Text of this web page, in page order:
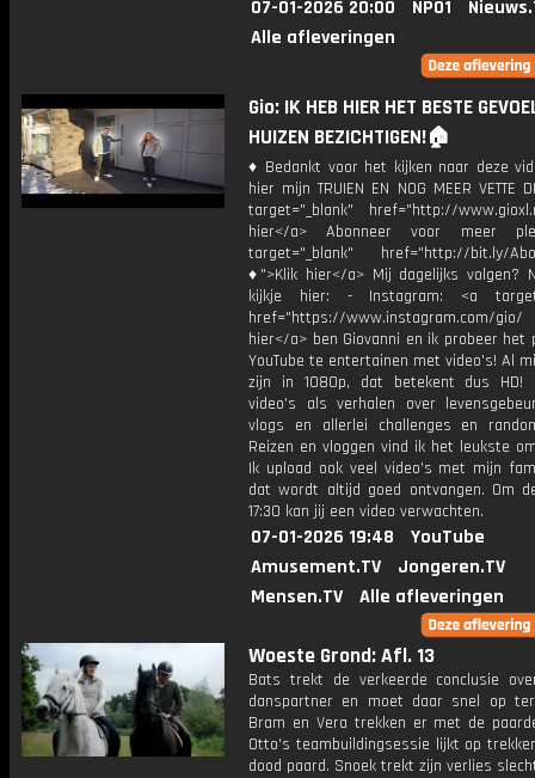
07-01-2026 20:00 NPO1
Alle afleveringen
Gio: IK HEB HIER HET BESTE
HUIZEN BEZICHTIGEN!🏠
♦ Bedankt voor het kijken naar deze
hier mijn TRUIEN EN NOG MEER VETTE
target="_blank" href="http://
hier</a> Abonneer voor meer
target="_blank" href="http://bit.ly/
♦">Klik hier</a> Mij dagelijks volgen?
kijkje hier: - Instagram: <a
href="https://www.instagram.com/
hier</a> ben Giovanni en ik probeer het
YouTube te entertainen met video's! Al
zijn in 1080p, dat betekent dus HD!
video's als verhalen over
vlogs en allerlei challenges en
Reizen en vloggen vind ik het leukste
Ik upload ook veel video's met mijn
dat wordt altijd goed ontvangen. Om
17:30 kan jij een video verwachten.
07-01-2026 19:48
YouTube
Amusement.TV
Jongeren.TV
Mensen.TV
Alle afleveringen
Woeste Grond: Afl. 13
Bats trekt de verkeerde conclusie
danspartner en moet daar snel op
Bram en Vera trekken er met de
Otto's teambuildingsessie lijkt op
dood paard. Snoek trekt zijn verlies